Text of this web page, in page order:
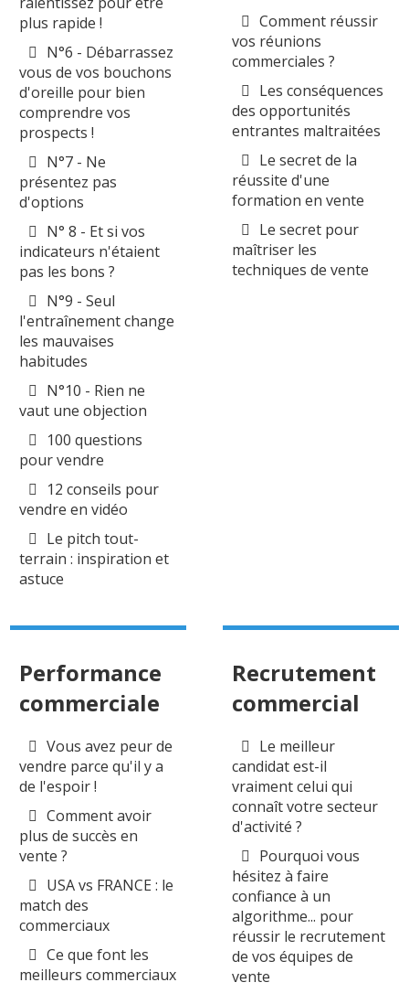
plus rapide !
N°6 - Débarrassez
vous de vos bouchons
d'oreille pour bien
comprendre vos
prospects !
N°7 - Ne
présentez pas
d'options
N° 8 - Et si vos
indicateurs n'étaient
pas les bons ?
N°9 - Seul
l'entraînement change
les mauvaises
habitudes
N°10 - Rien ne
vaut une objection
100 questions
pour vendre
12 conseils pour
vendre en vidéo
Le pitch tout-
terrain : inspiration et
astuce
Comment réussir
vos réunions
commerciales ?
Les conséquences
des opportunités
entrantes maltraitées
Le secret de la
réussite d'une
formation en vente
Le secret pour
maîtriser les
techniques de vente
Performance
commerciale
Vous avez peur de
vendre parce qu'il y a
de l'espoir !
Comment avoir
plus de succès en
vente ?
USA vs FRANCE : le
match des
commerciaux
Ce que font les
meilleurs commerciaux
Recrutement
commercial
Le meilleur
candidat est-il
vraiment celui qui
connaît votre secteur
d'activité ?
Pourquoi vous
hésitez à faire
confiance à un
algorithme... pour
réussir le recrutement
de vos équipes de
vente